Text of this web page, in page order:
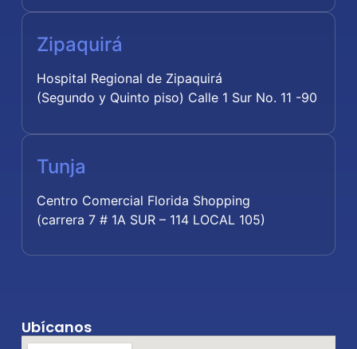
Zipaquirá
Hospital Regional de Zipaquirá
(Segundo y Quinto piso) Calle 1 Sur No. 11 -90
Tunja
Centro Comercial Florida Shopping
(carrera 7 # 1A SUR – 114 LOCAL 105)
Ubícanos